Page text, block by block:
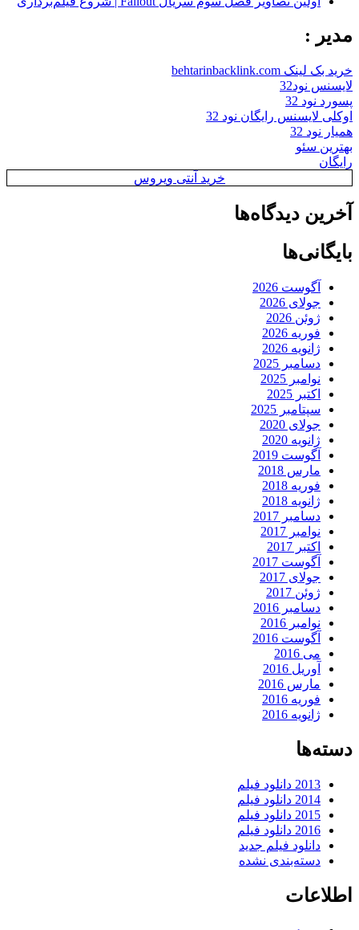
مدیر :
خرید بک لینک behtarinbacklink.com
لایسنس نود32
پسورد نود 32
اوکلی لایسنس رایگان نود 32
همیار نود 32
بهترین سئو
رایگان
خرید آنتی ویروس
آخرین دیدگاه‌ها
بایگانی‌ها
آگوست 2026
جولای 2026
ژوئن 2026
فوریه 2026
ژانویه 2026
دسامبر 2025
نوامبر 2025
اکتبر 2025
سپتامبر 2025
جولای 2020
ژانویه 2020
آگوست 2019
مارس 2018
فوریه 2018
ژانویه 2018
دسامبر 2017
نوامبر 2017
اکتبر 2017
آگوست 2017
جولای 2017
ژوئن 2017
دسامبر 2016
نوامبر 2016
آگوست 2016
می 2016
آوریل 2016
مارس 2016
فوریه 2016
ژانویه 2016
دسته‌ها
2013 دانلود فیلم
2014 دانلود فیلم
2015 دانلود فیلم
2016 دانلود فیلم
دانلود فیلم جدید
دسته‌بندی نشده
اطلاعات